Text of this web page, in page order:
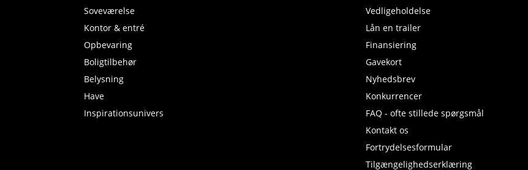
Soveværelse
Kontor & entré
Opbevaring
Boligtilbehør
Belysning
Have
Inspirationsunivers
Vedligeholdelse
Lån en trailer
Finansiering
Gavekort
Nyhedsbrev
Konkurrencer
FAQ - ofte stillede spørgsmål
Kontakt os
Fortrydelsesformular
Tilgængelighedserklæring